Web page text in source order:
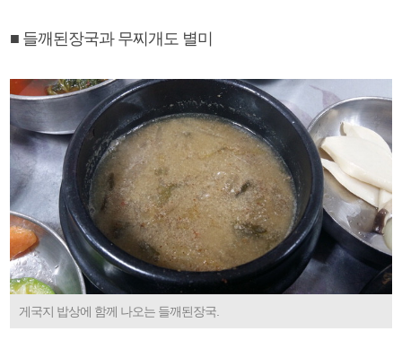
■ 들깨된장국과 무찌개도 별미
게국지 밥상에 함께 나오는 들깨된장국.